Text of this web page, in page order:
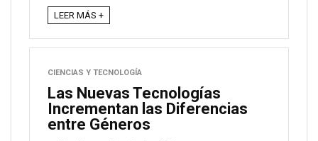
LEER MÁS +
CIENCIAS Y TECNOLOGÍA
Las Nuevas Tecnologías
Incrementan las Diferencias
entre Géneros